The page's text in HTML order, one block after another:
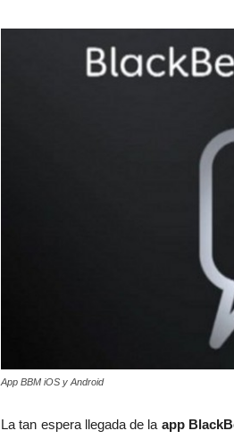
App BBM iOS y Android
La tan espera llegada de laapp